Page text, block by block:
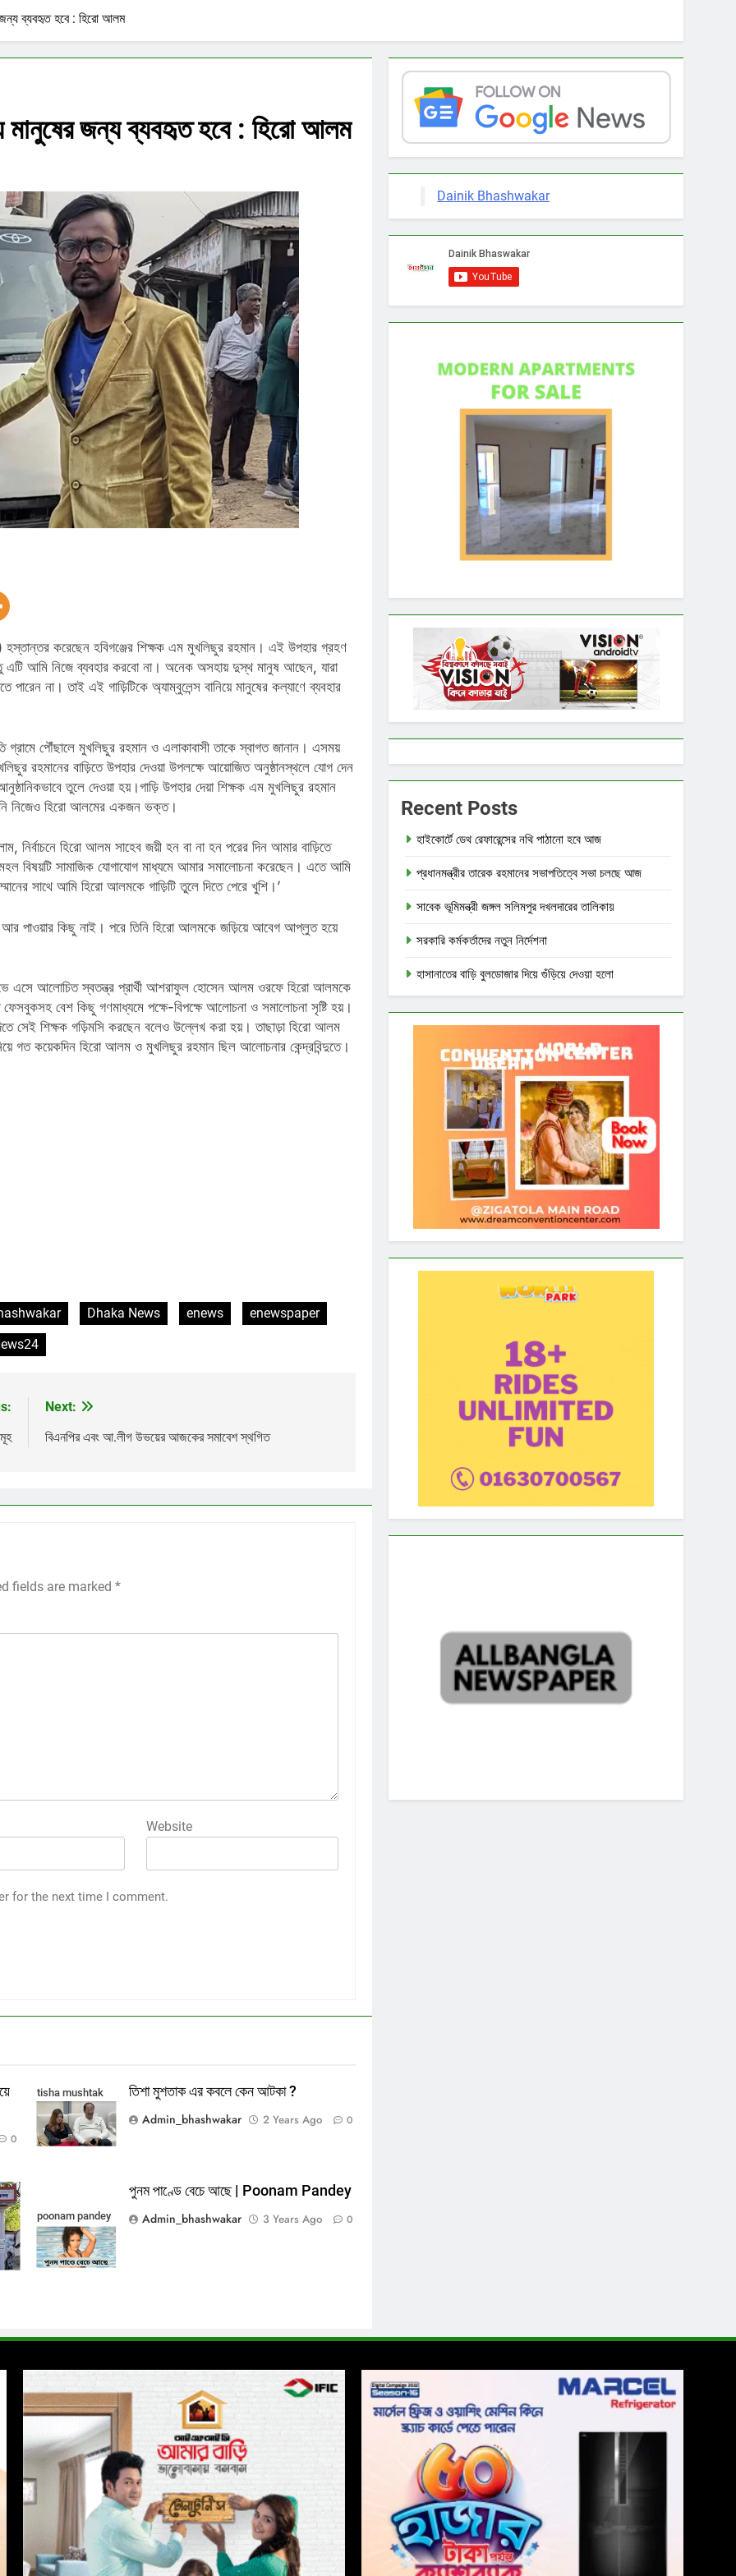
জন্য ব্যবহৃত হবে : হিরো আলম
মানুষের জন্য ব্যবহৃত হবে : হিরো আলম
করেছেন হবিগঞ্জের শিক্ষক এম মুখলিছুর রহমান। এই উপহার গ্রহণ
আমি নিজে ব্যবহার করবো না। অনেক অসহায় দুস্থ মানুষ আছেন, যারা
পারেন না। তাই এই গাড়িটিকে অ্যাম্বুলেন্স বানিয়ে মানুষের কল্যাণে ব্যবহার
পৌঁছালে মুখলিছুর রহমান ও এলাকাবাসী তাকে স্বাগত জানান। এসময়
রহমানের বাড়িতে উপহার দেওয়া উপলক্ষে আয়োজিত অনুষ্ঠানস্থলে যোগ দেন
তুলে দেওয়া হয়।গাড়ি উপহার দেয়া শিক্ষক এম মুখলিছুর রহমান
তিনি নিজেও হিরো আলমের একজন ভক্ত।
নির্বাচনে হিরো আলম সাহেব জয়ী হন বা না হন পরের দিন আমার বাড়িতে
বিষয়টি সামাজিক যোগাযোগ মাধ্যমে আমার সমালোচনা করেছেন। এতে আমি
সাথে আমি হিরো আলমকে গাড়িটি তুলে দিতে পেরে খুশি।’
পাওয়ার কিছু নাই। পরে তিনি হিরো আলমকে জড়িয়ে আবেগ আপ্লুত হয়ে
এসে আলোচিত স্বতন্ত্র প্রার্থী আশরাফুল হোসেন আলম ওরফে হিরো আলমকে
বেশ কিছু গণমাধ্যমে পক্ষে-বিপক্ষে আলোচনা ও সমালোচনা সৃষ্টি হয়।
সেই শিক্ষক গড়িমসি করছেন বলেও উল্লেখ করা হয়। তাছাড়া হিরো আলম
গত কয়েকদিন হিরো আলম ও মুখলিছুর রহমান ছিল আলোচনার কেন্দ্রবিন্দুতে।
Dhaka News enews
enewspaper
Next:
বিএনপির এবং আ.লীগ উভয়ের আজকের সমাবেশ স্থগিত
fields are marked *
Website
for the next time I comment.
0
tisha mushtak
তিশা মুশতাক এর কবলে কেন আটকা ?
Admin_bhashwakar
2 Years Ago 0
poonam pandey
পুনম পাণ্ডে বেচে আছে | Poonam Pandey
Admin_bhashwakar
3 Years Ago 0
Dainik Bhashwakar
Recent Posts
হাইকোর্টে ডেথ রেফারেন্সের নথি পাঠানো হবে আজ
প্রধানমন্ত্রীর তারেক রহমানের সভাপতিত্বে সভা চলছে আজ
সাবেক ভূমিমন্ত্রী জঙ্গল সলিমপুর দখলদারের তালিকায়
সরকারি কর্মকর্তাদের নতুন নির্দেশনা
হাসানাতের বাড়ি বুলডোজার দিয়ে গুঁড়িয়ে দেওয়া হলো